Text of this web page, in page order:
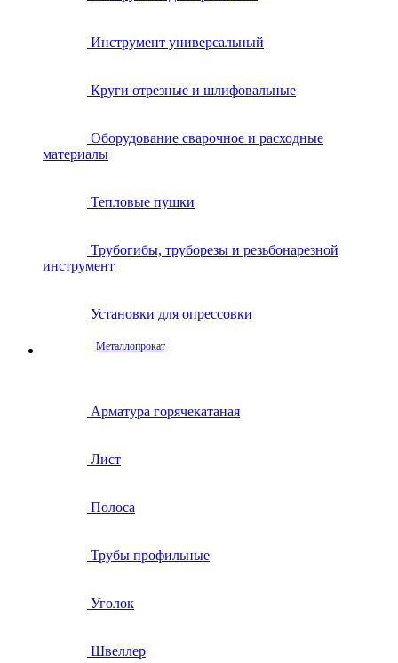
Инструмент универсальный
Круги отрезные и шлифовальные
Оборудование сварочное и расходные
материалы
Тепловые пушки
Трубогибы, труборезы и резьбонарезной
инструмент
Установки для опрессовки
Металлопрокат
Арматура горячекатаная
Лист
Полоса
Трубы профильные
Уголок
Швеллер